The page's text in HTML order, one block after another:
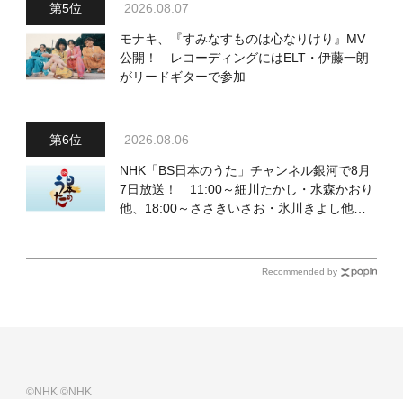
2026.08.07
モナキ、『すみなすものは心なりけり』MV
公開！ レコーディングにはELT・伊藤一朗
がリードギターで参加
2026.08.06
NHK「BS日本のうた」チャンネル銀河で8月
7日放送！ 11:00～細川たかし・水森かおり
他、18:00～ささきいさお・氷川きよし他登
Recommended by
©NHK©NHK